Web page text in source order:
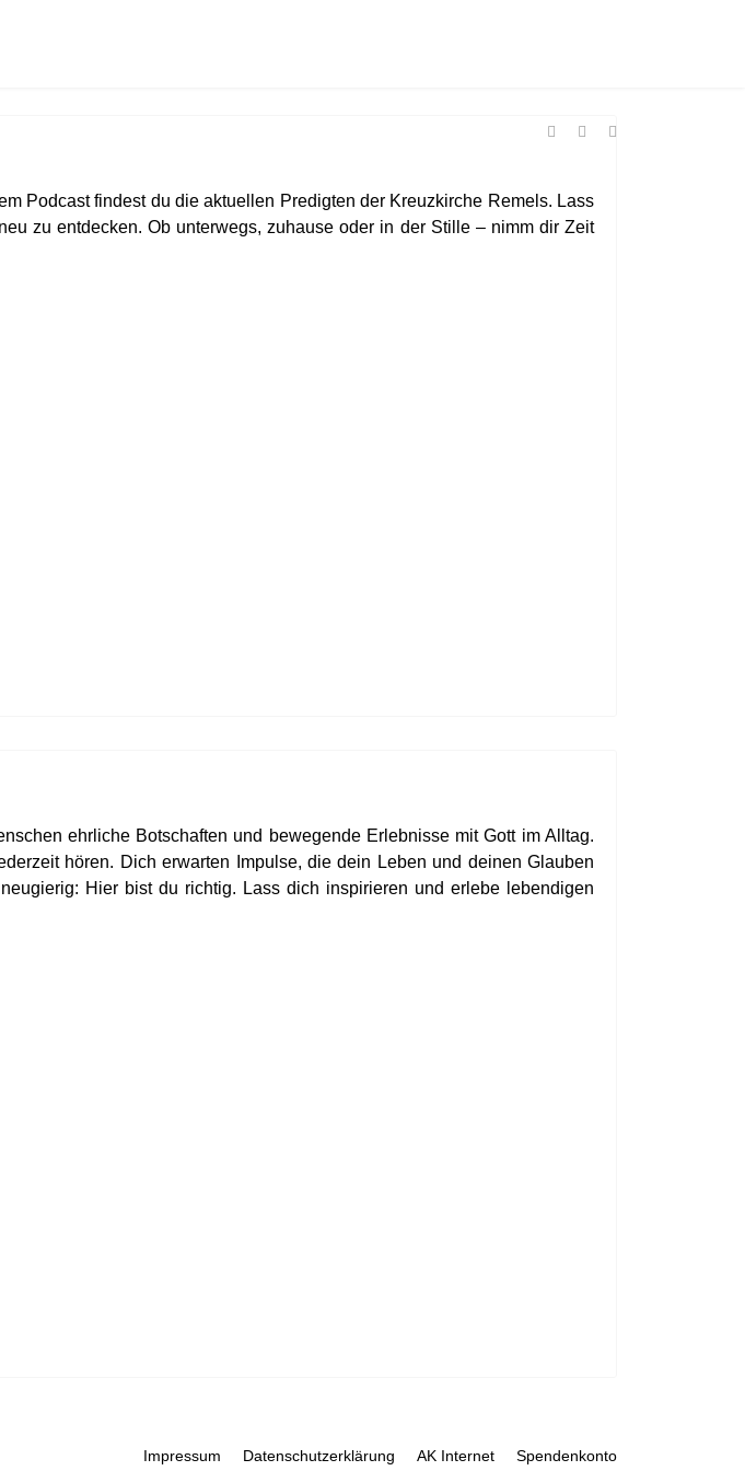
Podcast findest du die aktuellen Predigten der Kreuzkirche Remels. Lass
zu entdecken. Ob unterwegs, zuhause oder in der Stille – nimm dir Zeit
ehrliche Botschaften und bewegende Erlebnisse mit Gott im Alltag.
hören. Dich erwarten Impulse, die dein Leben und deinen Glauben
Hier bist du richtig. Lass dich inspirieren und erlebe lebendigen
Impressum Datenschutzerklärung AK Internet Spendenkonto